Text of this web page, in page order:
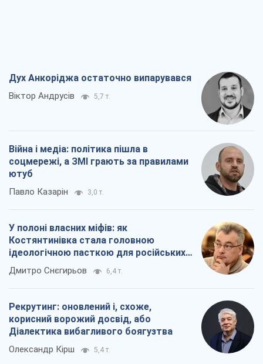
Дух Анкоріджа остаточно випарувався
Віктор Андрусів 5,7 т.
Війна і медіа: політика пішла в
соцмережі, а ЗМІ грають за правилами
ютуб
Павло Казарін 3,0 т.
У полоні власних міфів: як
Костянтинівка стала головною
ідеологічною пасткою для російських
окупантів
Дмитро Снєгирьов 6,4 т.
Рекрутинг: оновлений і, схоже,
корисний ворожий досвід, або
Діалектика вибагливого боягузтва
Олександр Кірш 5,4 т.